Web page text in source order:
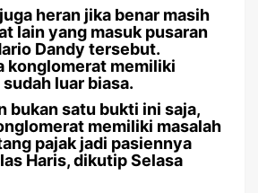
heran jika benar masih
lain yang masuk pusaran
Dandy tersebut.
konglomerat memiliki
luar biasa.
bukan satu bukti ini saja,
memiliki masalah
pajak jadi pasiennya
Haris, dikutip Selasa